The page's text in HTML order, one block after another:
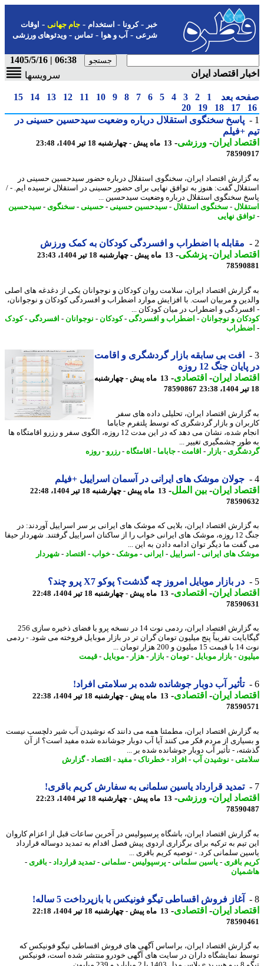
-کرونا-استخدام- جام جهانی-اوقات
شرعی-آب و هوا-تماس-ویدئوهای ورزشی
06:38 | 1405/5/16
اقتصاد ایران
سرویسها
بعد 1
2
3
4
5
6
7
8
9
10
11
12
13
14
15
17
18
19
20
پاسخ سخنگوی استقلال درباره وضعیت سیدحسین حسینی در
+فیلم
ایران- ورزشی-13 ماه پیش - چهارشنبه 18 تیر 1404، 23:48
اقتصاد ایران، سخنگوی استقلال درباره حضور سیدحسین حسینی در
گفت: هنوز به توافق نهایی برای حضور حسینی در استقلال نرسیده ایم. - /
سخنگوی استقلال درباره وضعیت سیدحسین ...
-سخنگوی استقلال-سیدحسین حسینی-حسینی-سخنگوی-سیدحسین
نهایی
مقابله با اضطراب و افسردگی کودکان به کمک ورزش
ایران- پزشکی-13 ماه پیش - چهارشنبه 18 تیر 1404، 23:43
اقتصاد ایران، سلامت روان کودکان و نوجوانان یکی از دغدغه های اصلی
و مربیان است. با افزایش موارد اضطراب و افسردگی کودکان و نوجوانان،
و اضطراب در میان کودکان ...
و نوجوانان-اضطراب و افسردگی -کودکان-نوجوانان-افسردگی -کودک
افت بی سابقه بازار گردشگری و اقامت
جنگ 12 روزه
ایران- اقتصادی-
13 ماه پیش - چهارشنبه
78590867
اقتصاد ایران، تحلیلی داده های سفر
و بازار گردشگری که توسط پلتفرم جاباما
انجام شده، نشان می دهد که در این مدت 12 روزه، الگوی سفر و رزرو اقامتگاه ها
چشمگیری تغییر ...
- بازار - اقامت-جاباما-اقامتگاه-رزرو - روزه
جولان موشک های ایرانی در آسمان اسراییل +فیلم
ایران- بین الملل-13 ماه پیش - چهارشنبه 18 تیر 1404، 22:48
اقتصاد ایران، بلایی که موشک های ایرانی بر سر اسراییل آوردند: در
جنگ 12 روزه، موشک های ایرانی خواب را از ساکنان اسراییل گرفتند. شهردار حیفا
ما دیگر توان ادامه دادن به این ...
های ایرانی- اسراییل -ایرانی- موشک-خواب- اقتصاد-شهردار
در بازار موبایل امروز چه گذشت؟ پوکو X7 پرو چند؟
ایران- اقتصادی-13 ماه پیش - چهارشنبه 18 تیر 1404، 22:48
به گزارش اقتصاد ایران، ردمی نوت 14 در نسخه پرو با فضای ذخیره سازی 256
تقریباً پنج میلیون تومان گران تر در بازار موبایل فروخته می شود. - ردمی
هزار تومان ...
-بازار موبایل-تومان-بازار - هزار - موبایل-قیمت
تأثیر آب دوبار جوشانده شده بر سلامتی افراد!
ایران- اقتصادی-13 ماه پیش - چهارشنبه 18 تیر 1404، 22:38
به گزارش اقتصاد ایران، مطمئنا همه می ‎دانند که نوشیدن آب شیر دلچسب نیست
و بسیاری از مردم فکر می‎ کنند آیا آب دوبار جوشانده شده مفید است؟ از آن
- تأثیر آب دوبار جوشانده شده بر ...
-نوشیدن آب- افراد - خطرناک -مفید-اقتصاد-گزارش
تمدید قرارداد یاسین سلمانی به سفارش کریم باقری!
ایران- ورزشی-13 ماه پیش - چهارشنبه 18 تیر 1404، 22:23
اقتصاد ایران، باشگاه پرسپولیس در آخرین ساعات قبل از اعزام کاروان
تیم به ترکیه برای برگزاری اردوی پیش فصل اقدام به تمدید دوساله قرارداد
سلمانی کرد. - توصیه کریم باقری ...
باقری- یاسین سلمانی-پرسپولیس-سلمانی-تمدید قرارداد -باقری-
آغاز فروش اقساطی تیگو فونیکس با بازپرداخت 5 ساله!
ایران- اقتصادی-13 ماه پیش - چهارشنبه 18 تیر 1404، 22:18
اقتصاد ایران، براساس آگهی های فروش اقساطی تیگو فونیکس که
نمایشگاه داران در سایت های آگهی خودرو منتشر شده است، فونیکس